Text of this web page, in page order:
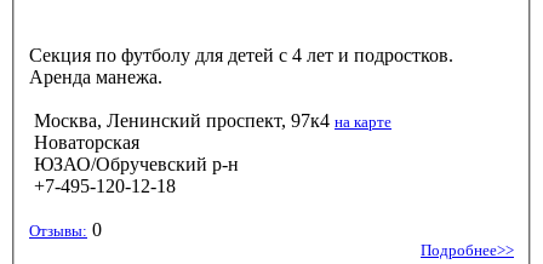
Секция по футболу для детей с 4 лет и подростков.
Аренда манежа.
Москва, Ленинский проспект, 97к4 на карте
Новаторская
ЮЗАО/Обручевский р-н
+7-495-120-12-18
Отзывы: 0
Подробнее>>